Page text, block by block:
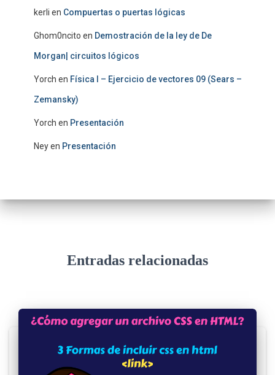
kerli en Compuertas o puertas lógicas
Ghom0ncito en Demostración de la ley de De
Morgan| circuitos lógicos
Yorch en Física I – Ejercicio de vectores 09 (Sears –
Zemansky)
Yorch en Presentación
Neyen Presentación
Entradas relacionadas